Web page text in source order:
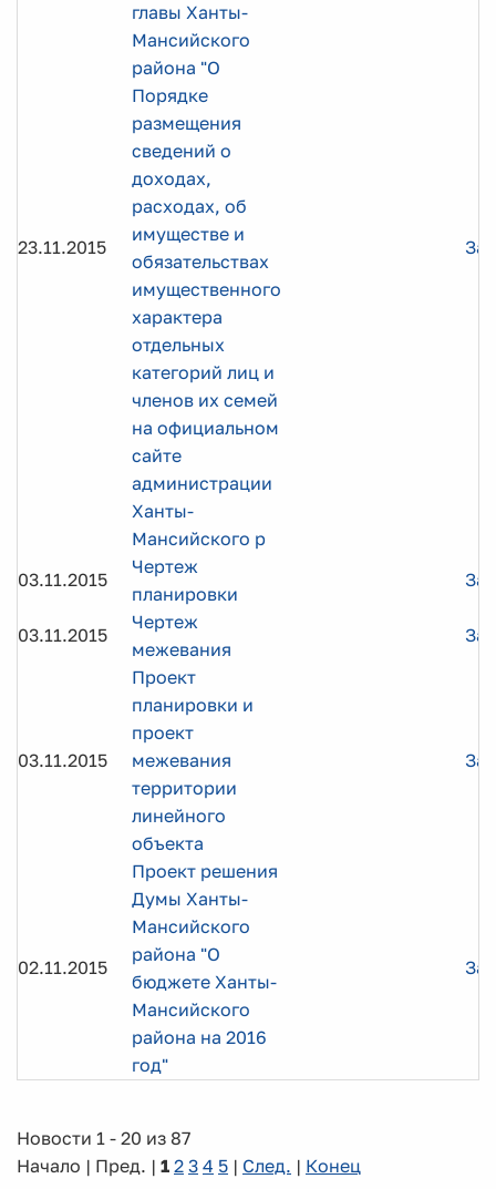
23.11.2015
главы Ханты-
Мансийского
района "О
Порядке
размещения
сведений о
доходах,
расходах, об
имуществе и
обязательствах
имущественного
характера
отдельных
категорий лиц и
членов их семей
на официальном
сайте
администрации
Ханты-
Мансийского р
03.11.2015
Чертеж
планировки
03.11.2015
Чертеж
межевания
03.11.2015
Проект
планировки и
проект
межевания
территории
линейного
объекта
02.11.2015
Проект решения
Думы Ханты-
Мансийского
района "О
бюджете Ханты-
Мансийского
района на 2016
год"
Новости 1 - 20 из 87
Начало | Пред. | 1 2 3 4 5 | След. | Конец